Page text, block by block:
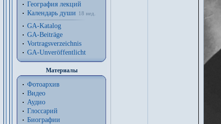
География лекций
Календарь души
18 нед.
GA-Katalog
GA-Beiträge
Vortragsverzeichnis
GA-Unveröffentlicht
Материалы
Фотоархив
Видео
Аудио
Глоссарий
Биографии